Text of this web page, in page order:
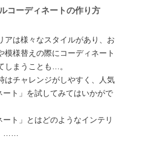
コーディネートの作り方
アは様々なスタイルがあり、お
模様替えの際にコーディネート
しまうことも…。
はチャレンジがしやすく、人気
ト」を試してみてはいかがで
ト」とはどのようなインテリ
……